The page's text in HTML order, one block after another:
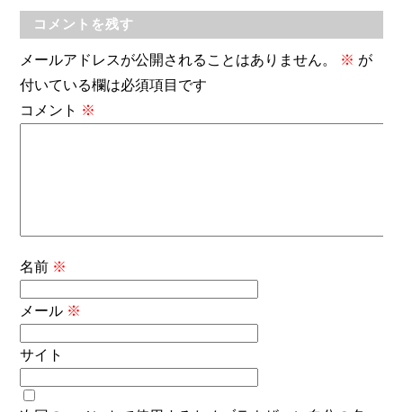
コメントを残す
メールアドレスが公開されることはありません。 ※ が
付いている欄は必須項目です
コメント ※
名前 ※
メール ※
サイト